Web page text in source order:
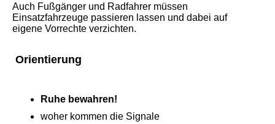
Auch Fußgänger und Radfahrer müssen
Einsatzfahrzeuge passieren lassen und dabei auf
eigene Vorrechte verzichten.
Orientierung
Ruhe bewahren!
woher kommen die Signale